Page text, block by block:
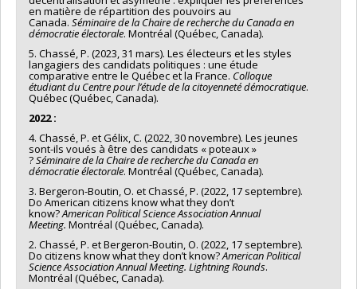
en matière de répartition des pouvoirs au
Canada. Séminaire de la Chaire de recherche du Canada en
démocratie électorale. Montréal (Québec, Canada).
5. Chassé, P. (2023, 31 mars). Les électeurs et les styles
langagiers des candidats politiques : une étude
comparative entre le Québec et la France. Colloque
étudiant du Centre pour l’étude de la citoyenneté démocratique.
Québec (Québec, Canada).
2022 :
4. Chassé, P. et Gélix, C. (2022, 30 novembre). Les jeunes
sont-ils voués à être des candidats « poteaux »
?Séminaire de la Chaire de recherche du Canada en
démocratie électorale. Montréal (Québec, Canada).
3. Bergeron-Boutin, O. et Chassé, P. (2022, 17 septembre).
Do American citizens know what they don’t
know?American Political Science Association Annual
Meeting. Montréal (Québec, Canada).
2. Chassé, P. et Bergeron-Boutin, O. (2022, 17 septembre).
Do citizens know what they don’t know?American Political
Science Association Annual Meeting. Lightning Rounds.
Montréal (Québec, Canada).